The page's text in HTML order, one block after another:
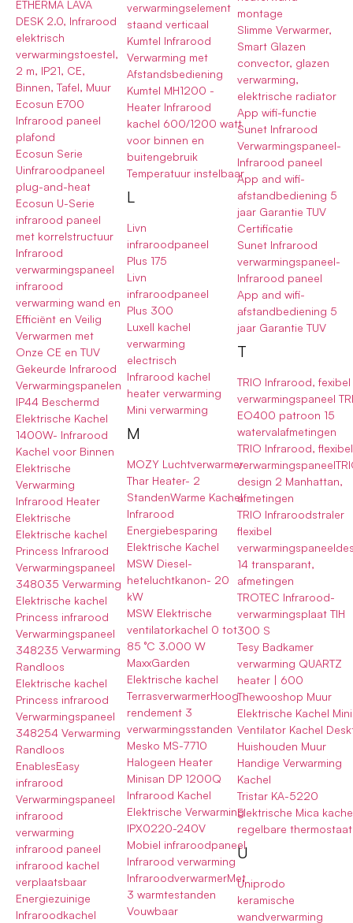
ETHERMA LAVA
DESK 2.0, Infrarood
elektrisch
verwarmingstoestel,
2 m, IP21, CE,
Binnen, Tafel, Muur
Ecosun E700
Infrarood paneel
plafond
Ecosun Serie
Uinfraroodpaneel
plug-and-heat
Ecosun U-Serie
infrarood paneel
met korrelstructuur
Infrarood
verwarmingspaneel
infrarood
verwarming wand en
Efficiënt en Veilig
Verwarmen met
Onze CE en TUV
Gekeurde Infrarood
Verwarmingspanelen
IP44 Beschermd
Elektrische Kachel
1400W- Infrarood
Kachel voor Binnen
Elektrische
Verwarming
Infrarood Heater
Elektrische
Elektrische kachel
Princess Infrarood
Verwarmingspaneel
348035 Verwarming
Elektrische kachel
Princess infrarood
Verwarmingspaneel
348235 Verwarming
Randloos
Elektrische kachel
Princess infrarood
Verwarmingspaneel
348254 Verwarming
Randloos
EnablesEasy
infrarood
Verwarmingspaneel
infrarood
verwarming
infrarood paneel
infrarood kachel
verplaatsbaar
Energiezuinige
Infraroodkachel
verwarmingselement
staand verticaal
Kumtel Infrarood
Verwarming met
Afstandsbediening
Kumtel MH1200 -
Heater Infrarood
kachel 600/1200 watt
voor binnen en
buitengebruik
Temperatuur instelbaar
L
Livn
infraroodpaneel
Plus 175
Livn
infraroodpaneel
Plus 300
Luxell kachel
verwarming
electrisch
Infrarood kachel
heater verwarming
Mini verwarming
M
MOZY Luchtverwarmer
Thar Heater- 2
StandenWarme Kachel
Infrarood
Energiebesparing
Elektrische Kachel
MSW Diesel-
heteluchtkanon- 20
kW
MSW Elektrische
ventilatorkachel 0 tot
85 °C 3.000 W
MaxxGarden
Elektrische kachel
TerrasverwarmerHoog
rendement 3
verwarmingsstanden
Mesko MS-7710
Halogeen Heater
Minisan DP 1200Q
Infrarood Kachel
Elektrische Verwarming
IPX0220-240V
Mobiel infraroodpaneel
Infrarood verwarming
InfraroodverwarmerMet
3 warmtestanden
Vouwbaar
montage
Slimme Verwarmer,
Smart Glazen
convector, glazen
verwarming,
elektrische radiator
App wifi-functie
Sunet Infrarood
Verwarmingspaneel-
Infrarood paneel
App and wifi-
afstandbediening 5
jaar Garantie TUV
Certificatie
Sunet Infrarood
verwarmingspaneel-
Infrarood paneel
App and wifi-
afstandbediening 5
jaar Garantie TUV
T
TRIO Infrarood, fexibel
verwarmingspaneel
EO400 patroon 15
watervalafmetingen
TRIO Infrarood, flexibel
design 2 Manhattan,
afmetingen
TRIO Infraroodstraler
flexibel
14 transparant,
afmetingen
TROTEC Infrarood-
verwarmingsplaat TIH
300 S
Tesy Badkamer
verwarming QUARTZ
heater | 600
Thewooshop Muur
Elektrische Kachel Mini
Ventilator Kachel
Huishouden Muur
Handige Verwarming
Kachel
Tristar KA-5220
Elektrische Mica
regelbare thermostaat
U
Uniprodo
keramische
wandverwarming